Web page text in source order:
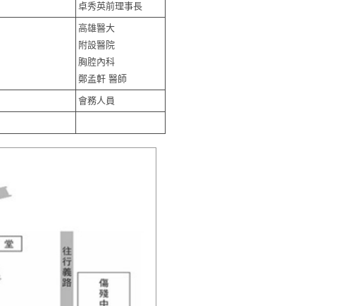
卓秀英前理事長
高雄醫大
附設醫院
胸腔內科
鄭孟軒 醫師
會務人員